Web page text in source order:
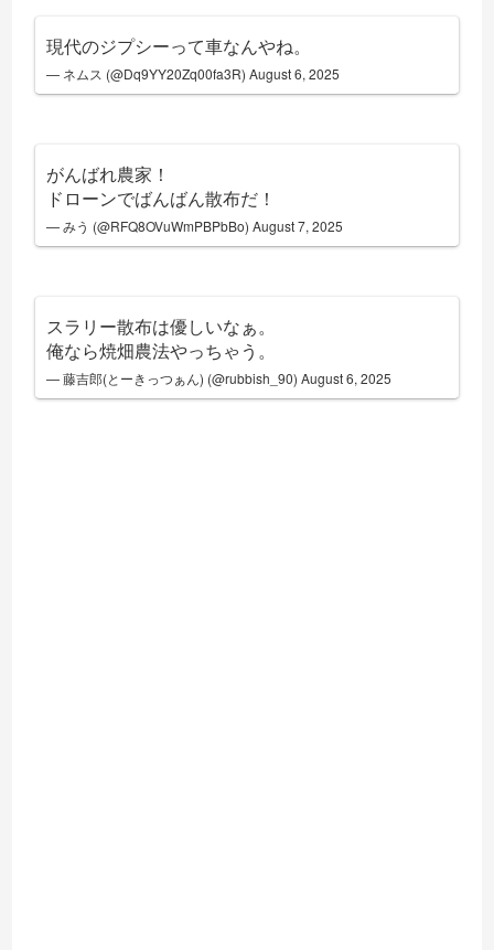
現代のジプシーって車なんやね。
— ネムス (@Dq9YY20Zq00fa3R)August 6, 2025
がんばれ農家！
ドローンでばんばん散布だ！
— みう (@RFQ8OVuWmPBPbBo)August 7, 2025
スラリー散布は優しいなぁ。
俺なら焼畑農法やっちゃう。
— 藤吉郎(とーきっつぁん) (@rubbish_90)August 6, 2025